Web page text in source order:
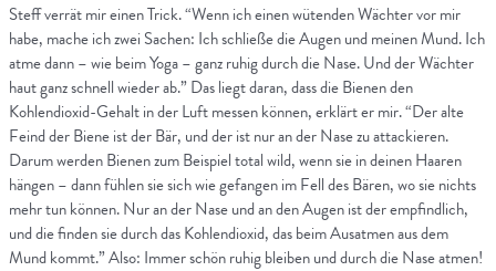
Steff verrät mir einen Trick. “Wenn ich einen wütenden Wächter vor mir
habe, mache ich zwei Sachen: Ich schließe die Augen und meinen Mund. Ich
atme dann – wie beim Yoga – ganz ruhig durch die Nase. Und der Wächter
haut ganz schnell wieder ab.” Das liegt daran, dass die Bienen den
Kohlendioxid-Gehalt in der Luft messen können, erklärt er mir. “Der alte
Feind der Biene ist der Bär, und der ist nur an der Nase zu attackieren.
Darum werden Bienen zum Beispiel total wild, wenn sie in deinen Haaren
hängen – dann fühlen sie sich wie gefangen im Fell des Bären, wo sie nichts
mehr tun können. Nur an der Nase und an den Augen ist der empfindlich,
und die finden sie durch das Kohlendioxid, das beim Ausatmen aus dem
Mund kommt.” Also: Immer schön ruhig bleiben und durch die Nase atmen!